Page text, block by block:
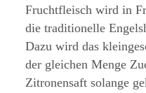
Fruchtfleisch wird in
die traditionelle
Dazu wird das
der gleichen Menge
Zitronensaft solange